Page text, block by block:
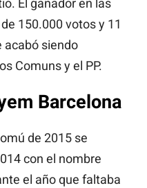
150.000 votos y 11
acabó siendo
Comuns y el PP.
Barcelona
de 2015 se
con el nombre
el año que faltaba